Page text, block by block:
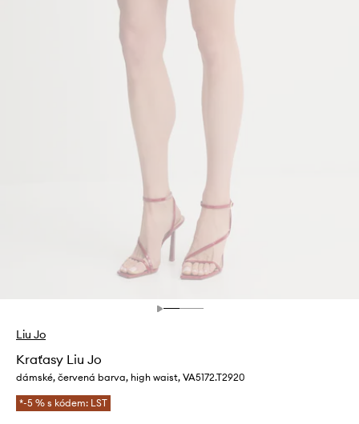
Liu Jo
Kraťasy Liu Jo
dámské, červená barva, high waist, VA5172.T2920
*-5 % s kódem: LST